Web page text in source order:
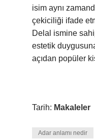
isim aynı
çekiciliği ifade
Delal ismine
estetik
açıdan popüler
Tarih: Makaleler
Adar anlamı nedir